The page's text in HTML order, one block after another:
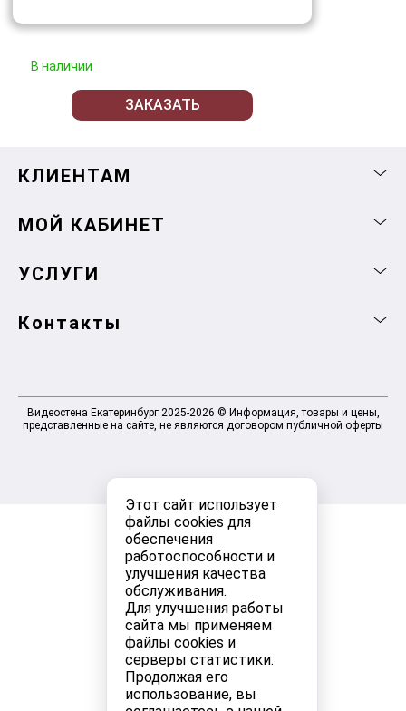
Этот сайт использует
файлы cookies для
обеспечения
работоспособности и
улучшения качества
обслуживания.
Для улучшения работы
сайта мы применяем
файлы cookies и
серверы статистики.
Продолжая его
использование, вы
В наличии
ЗАКАЗАТЬ
КЛИЕНТАМ
МОЙ КАБИНЕТ
УСЛУГИ
Контакты
Видеостена Екатеринбург 2025-2026 © Информация, товары и цены,
представленные на сайте, не являются договором публичной оферты